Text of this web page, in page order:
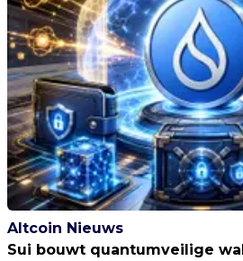
Altcoin Nieuws
Sui bouwt quantumveilige